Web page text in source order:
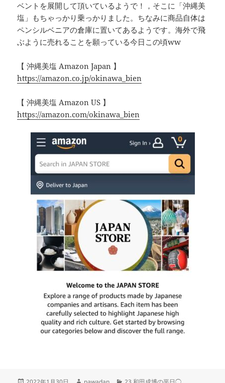
ベントを展開して頂いているようで！，そこに「沖縄美
塩」もちゃっかり乗っかりました。ちなみに商品自体は
ペンシルベニアの倉庫に置いてあるようです。海外で飛
ぶように売れることを願っている今日この頃ww
【 沖縄美塩 Amazon Japan 】
https://amazon.co.jp/okinawa_bien
【 沖縄美塩 Amazon US 】
https://amazon.com/okinawa_bien
投 作 カ